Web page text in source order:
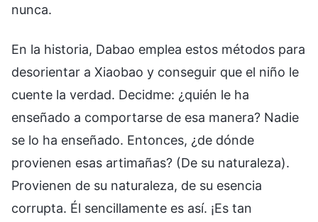
nunca.
En la historia, Dabao emplea estos métodos para
desorientar a Xiaobao y conseguir que el niño le
cuente la verdad. Decidme: ¿quién le ha
enseñado a comportarse de esa manera? Nadie
se lo ha enseñado. Entonces, ¿de dónde
provienen esas artimañas? (De su naturaleza).
Provienen de su naturaleza, de su esencia
corrupta. Él sencillamente es así. ¡Es tan